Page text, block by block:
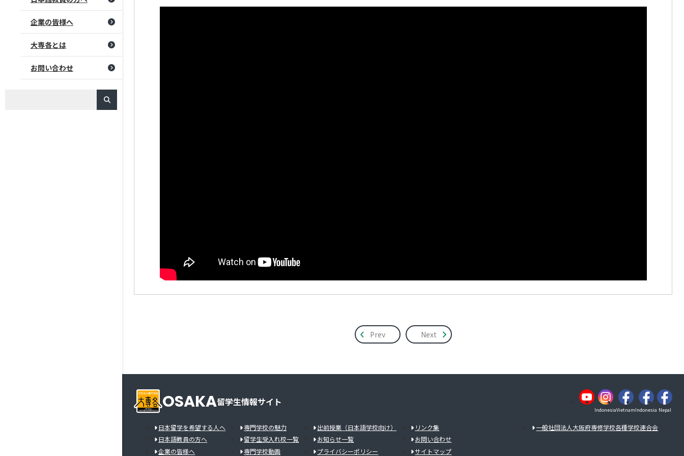
企業の皆様へ
大専各とは
お問い合わせ
Prev Next
OSAKA留学生情報サイト
IndonesiaVietnamIndonesia Nepal
日本留学を希望する人へ
日本語教員の方へ
企業の皆様へ
専門学校の魅力
留学生受入れ校一覧
専門学校動画
出前授業（日本語学校向け）
お知らせ一覧
プライバシーポリシー
リンク集
お問い合わせ
サイトマップ
一般社団法人大阪府専修学校各種学校連合会